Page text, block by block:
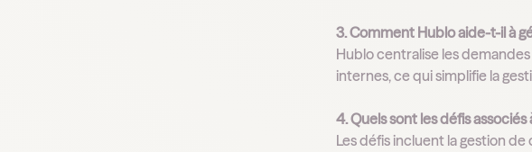
3. Comment Hublo aide-t-il à
Hublo centralise les
internes, ce qui simplifie la
4. Quels sont les défis
Les défis incluent la gestion